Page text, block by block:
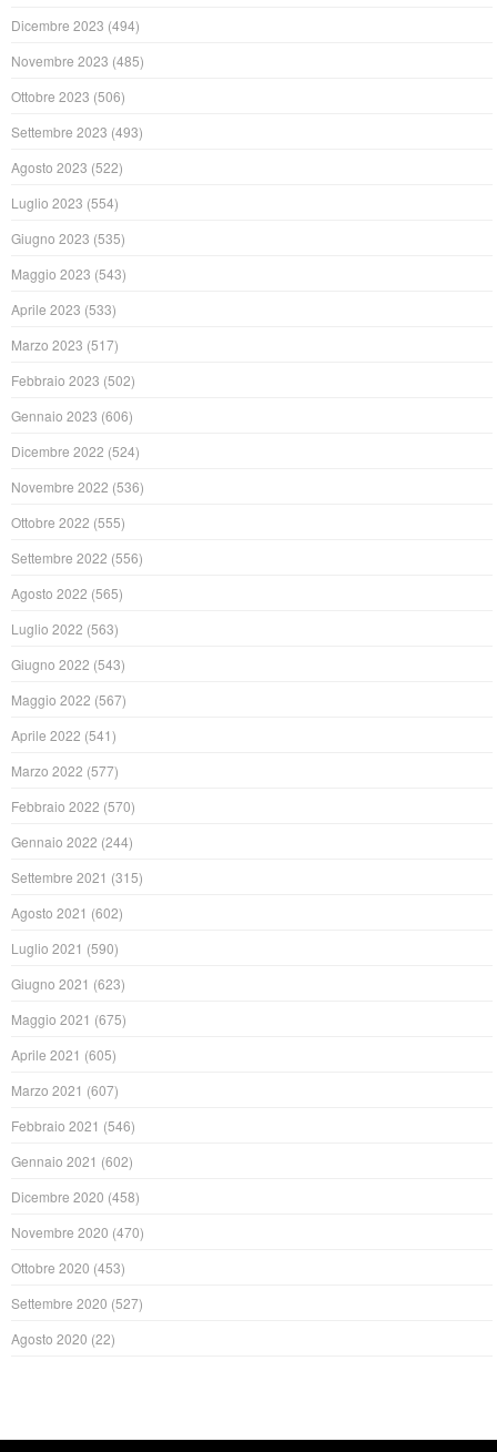
Dicembre 2023 (494)
Novembre 2023 (485)
Ottobre 2023 (506)
Settembre 2023 (493)
Agosto 2023 (522)
Luglio 2023 (554)
Giugno 2023 (535)
Maggio 2023 (543)
Aprile 2023 (533)
Marzo 2023 (517)
Febbraio 2023 (502)
Gennaio 2023 (606)
Dicembre 2022 (524)
Novembre 2022 (536)
Ottobre 2022 (555)
Settembre 2022 (556)
Agosto 2022 (565)
Luglio 2022 (563)
Giugno 2022 (543)
Maggio 2022 (567)
Aprile 2022 (541)
Marzo 2022 (577)
Febbraio 2022 (570)
Gennaio 2022 (244)
Settembre 2021 (315)
Agosto 2021 (602)
Luglio 2021 (590)
Giugno 2021 (623)
Maggio 2021 (675)
Aprile 2021 (605)
Marzo 2021 (607)
Febbraio 2021 (546)
Gennaio 2021 (602)
Dicembre 2020 (458)
Novembre 2020 (470)
Ottobre 2020 (453)
Settembre 2020 (527)
Agosto 2020 (22)